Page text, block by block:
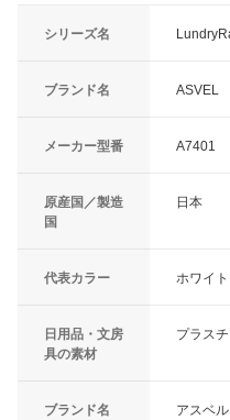
シリーズ名
ブランド名 ASVEL
メーカー型番 A7401
原産国／製造
国
日本
代表カラー ホワイト
日用品・文房
具の素材
プラス
ブランド名
アスベル